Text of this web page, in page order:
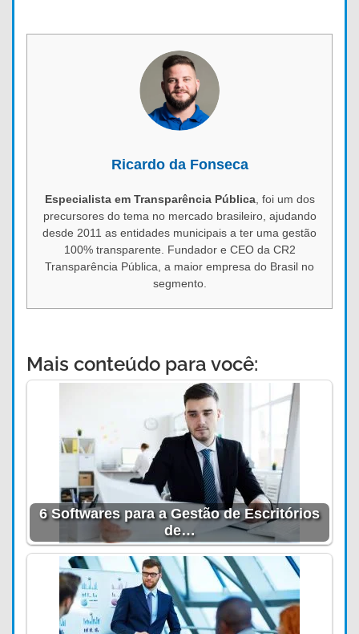
Ricardo da Fonseca
Especialista em Transparência Pública, foi um dos
precursores do tema no mercado brasileiro, ajudando
desde 2011 as entidades municipais a ter uma gestão
100% transparente. Fundador e CEO da CR2
Transparência Pública, a maior empresa do Brasil no
segmento.
Mais conteúdo para você:
6 Softwares para a Gestão de Escritórios
de…